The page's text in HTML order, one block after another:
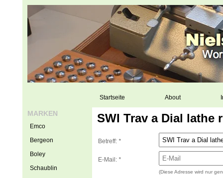
Startseite About
SWI Trav a Dial lathe
Betreff: *
E-Mail: *
(Diese Adresse wird nur
MARKEN
Emco
Bergeon
Boley
Schaublin